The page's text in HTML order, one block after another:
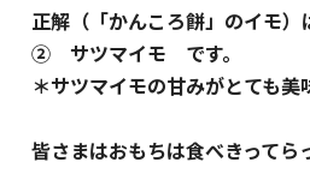
正解（「かんころ餅」のイモ）
② サツマイモ です。
＊サツマイモの甘みがとても
皆さまはおもちは食べきってら